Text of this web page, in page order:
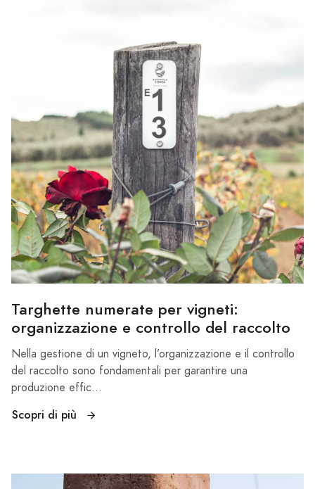
Targhette numerate per vigneti:
organizzazione e controllo del raccolto
Nella gestione di un vigneto, l’organizzazione e il controllo
del raccolto sono fondamentali per garantire una
produzione effic...
Scopri di più